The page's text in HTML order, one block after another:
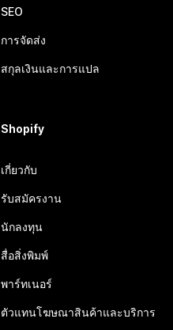
SEO
การจัดส่ง
สกุลเงินและการแปล
Shopify
เกี่ยวกับ
รับสมัครงาน
นักลงทุน
สื่อสิ่งพิมพ์
พาร์ทเนอร์
ตัวแทนโฆษณาสินค้าและบริการ